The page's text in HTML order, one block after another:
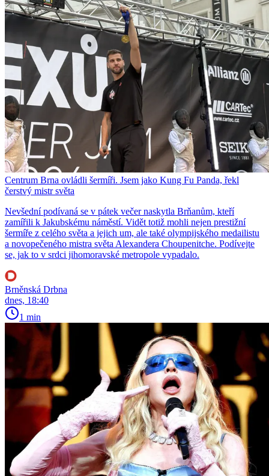
Centrum Brna ovládli šermíři. Jsem jako Kung Fu Panda, řekl
čerstvý mistr světa
Nevšední podívaná se v pátek večer naskytla Brňanům, kteří
zamířili k Jakubskému náměstí. Vidět totiž mohli nejen prestižní
šermíře z celého světa a jejich um, ale také olympijského medailistu
a novopečeného mistra světa Alexandera Choupenitche. Podívejte
se, jak to v srdci jihomoravské metropole vypadalo.
Brněnská Drbna
dnes, 18:40
1 min